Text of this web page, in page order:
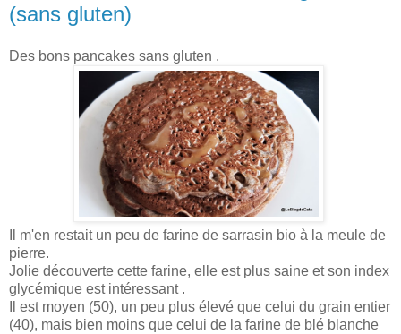
(sans gluten)
Des bons pancakes sans gluten .
Il m'en restait un peu de farine de sarrasin bio à la meule de
pierre.
Jolie découverte cette farine, elle est plus saine et son index
glycémique est intéressant .
Il est moyen (50), un peu plus élevé que celui du grain entier
(40), mais bien moins que celui de la farine de blé blanche